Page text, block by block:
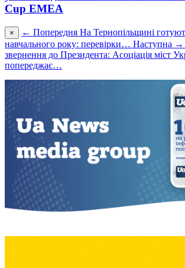
Cup EMEA
× ← Попередня На Тернопільщині
навчального року: перевірки… Наступна →
звернення до Президента: Асоціація міст
попереджає…